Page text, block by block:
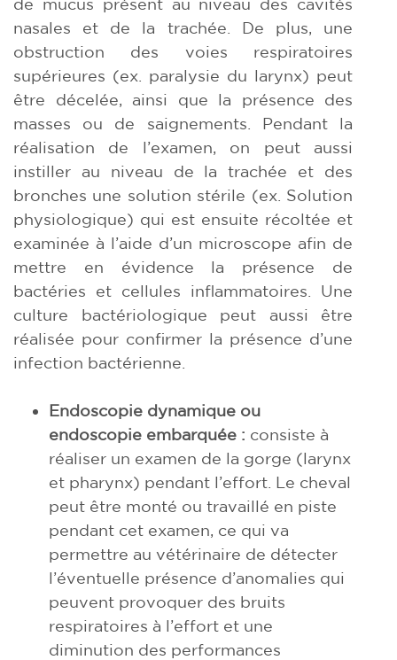
de mucus présent au niveau des cavités
nasales et de la trachée. De plus, une
obstruction des voies respiratoires
supérieures (ex. paralysie du larynx) peut
être décelée, ainsi que la présence des
masses ou de saignements. Pendant la
réalisation de l’examen, on peut aussi
instiller au niveau de la trachée et des
bronches une solution stérile (ex. Solution
physiologique) qui est ensuite récoltée et
examinée à l’aide d’un microscope afin de
mettre en évidence la présence de
bactéries et cellules inflammatoires. Une
culture bactériologique peut aussi être
réalisée pour confirmer la présence d’une
infection bactérienne.
Endoscopie dynamique ou
endoscopie embarquée : consiste à
réaliser un examen de la gorge (larynx
et pharynx) pendant l’effort. Le cheval
peut être monté ou travaillé en piste
pendant cet examen, ce qui va
permettre au vétérinaire de détecter
l’éventuelle présence d’anomalies qui
peuvent provoquer des bruits
respiratoires à l’effort et une
diminution des performances